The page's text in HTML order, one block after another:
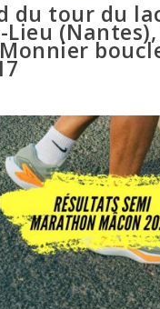
du tour du
Lieu